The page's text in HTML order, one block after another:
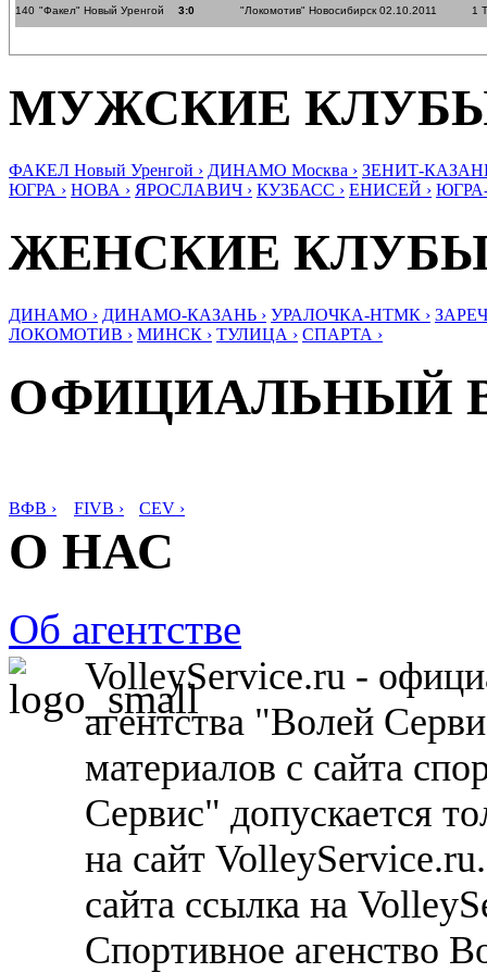
140 "Факел" Новый Уренгой 3:0 "Локомотив" Новосибирск 02.10.2011 1
МУЖСКИЕ
ФАКЕЛ Новый Уренгой › ДИНАМО Москва › ЗЕНИТ-
ЮГРА › НОВА › ЯРОСЛАВИЧ › КУЗБАСС › ЕНИСЕЙ ›
ЖЕНСКИЕ
ДИНАМО › ДИНАМО-КАЗАНЬ › УРАЛОЧКА-НТМК ›
ЛОКОМОТИВ › МИНСК › ТУЛИЦА › СПАРТА ›
ОФИЦИАЛЬНЫЙ
ВФВ › FIVB › CEV ›
О НАС
Об агентстве
VolleyService.ru -
агентства "Волей
материалов с сайта
Сервис" допускается
на сайт
сайта ссылка на
Спортивное агенство